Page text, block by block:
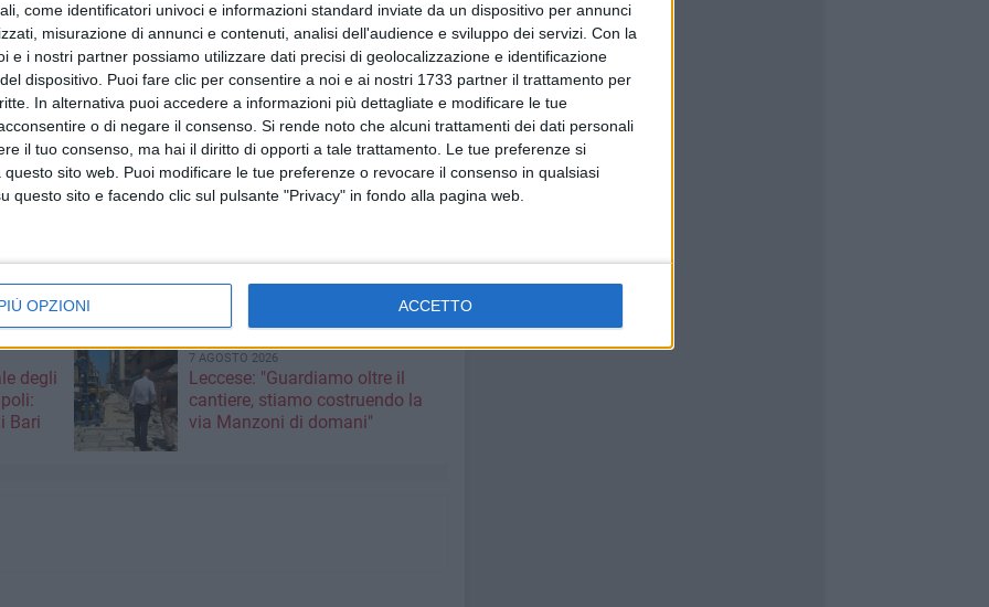
come identificatori univoci e informazioni standard inviate da un dispositivo per annunci
misurazione di annunci e contenuti, analisi dell'audience e sviluppo dei servizi. Con la
e i nostri partner possiamo utilizzare dati precisi di geolocalizzazione e identificazione
dispositivo. Puoi fare clic per consentire a noi e ai nostri 1733 partner il trattamento per
In alternativa puoi accedere a informazioni più dettagliate e modificare le tue
o di negare il consenso. Si rende noto che alcuni trattamenti dei dati personali
il tuo consenso, ma hai il diritto di opporti a tale trattamento. Le tue preferenze si
sito web. Puoi modificare le tue preferenze o revocare il consenso in qualsiasi
questo sito e facendo clic sul pulsante "Privacy" in fondo alla pagina web.
OPZIONI ACCETTO
di diritti di prevendita. Promo Fan Card 8 euro + 1
2 euro + 1 euro.
di prevendita. Promo Fan Card 10 euro + 1 euro.
euro + 1 euro.
diritti di prevendita. Promo Fan Card 16 euro + 1 euro.
euro + 1 euro.
diritti di prevendita. Promo Fan Card 36 euro + 1
prevendita.
degli
Bari
7 AGOSTO 2026
Leccese: "Guardiamo oltre il
cantiere, stiamo costruendo la
via Manzoni di domani"